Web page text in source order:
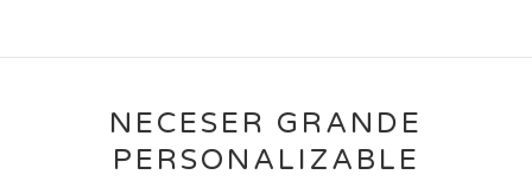
NECESER GRANDE
PERSONALIZABLE